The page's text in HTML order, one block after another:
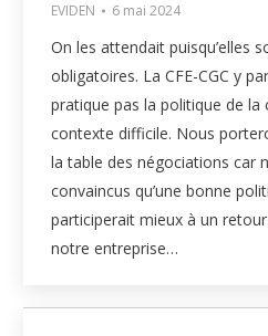
EVIDEN 6 mai 2024
On les attendait puisqu’elles
obligatoires. La CFE-CGC y
pratique pas la politique de la
contexte difficile. Nous
la table des négociations car
convaincus qu’une bonne
participerait mieux à un
notre entreprise…